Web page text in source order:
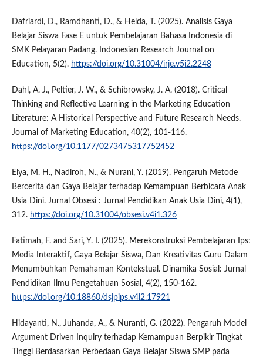
Dafriardi, D., Ramdhanti, D., & Helda, T. (2025). Analisis Gaya
Belajar Siswa Fase E untuk Pembelajaran Bahasa Indonesia di
SMK Pelayaran Padang. Indonesian Research Journal on
Education, 5(2). https://doi.org/10.31004/irje.v5i2.2248
Dahl, A. J., Peltier, J. W., & Schibrowsky, J. A. (2018). Critical
Thinking and Reflective Learning in the Marketing Education
Literature: A Historical Perspective and Future Research Needs.
Journal of Marketing Education, 40(2), 101-116.
https://doi.org/10.1177/0273475317752452
Elya, M. H., Nadiroh, N., & Nurani, Y. (2019). Pengaruh Metode
Bercerita dan Gaya Belajar terhadap Kemampuan Berbicara Anak
Usia Dini. Jurnal Obsesi : Jurnal Pendidikan Anak Usia Dini, 4(1),
312. https://doi.org/10.31004/obsesi.v4i1.326
Fatimah, F. and Sari, Y. I. (2025). Merekonstruksi Pembelajaran Ips:
Media Interaktif, Gaya Belajar Siswa, Dan Kreativitas Guru Dalam
Menumbuhkan Pemahaman Kontekstual. Dinamika Sosial: Jurnal
Pendidikan Ilmu Pengetahuan Sosial, 4(2), 150-162.
https://doi.org/10.18860/dsjpips.v4i2.17921
Hidayanti, N., Juhanda, A., & Nuranti, G. (2022). Pengaruh Model
Argument Driven Inquiry terhadap Kemampuan Berpikir Tingkat
Tinggi Berdasarkan Perbedaan Gaya Belajar Siswa SMP pada